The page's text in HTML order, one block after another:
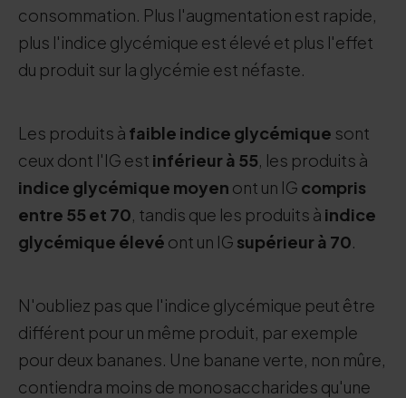
consommation. Plus l'augmentation est rapide,
plus l'indice glycémique est élevé et plus l'effet
du produit sur la glycémie est néfaste.
Les produits à faible indice glycémique sont
ceux dont l'IG est inférieur à 55, les produits à
indice glycémique moyen ont un IG compris
entre 55 et 70, tandis que les produits à indice
glycémique élevé ont un IG supérieur à 70.
N'oubliez pas que l'indice glycémique peut être
différent pour un même produit, par exemple
pour deux bananes. Une banane verte, non mûre,
contiendra moins de monosaccharides qu'une